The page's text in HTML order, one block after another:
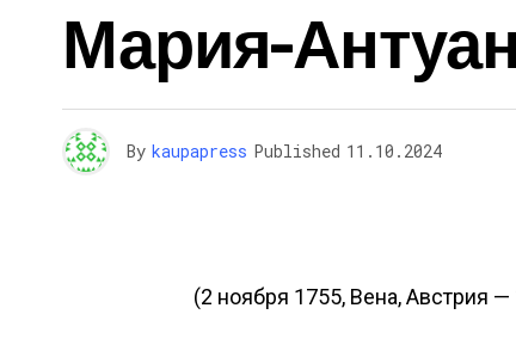
Мария-
By kaupapress Published 11.10.2024
(2 ноября 1755, Вена, Австрия